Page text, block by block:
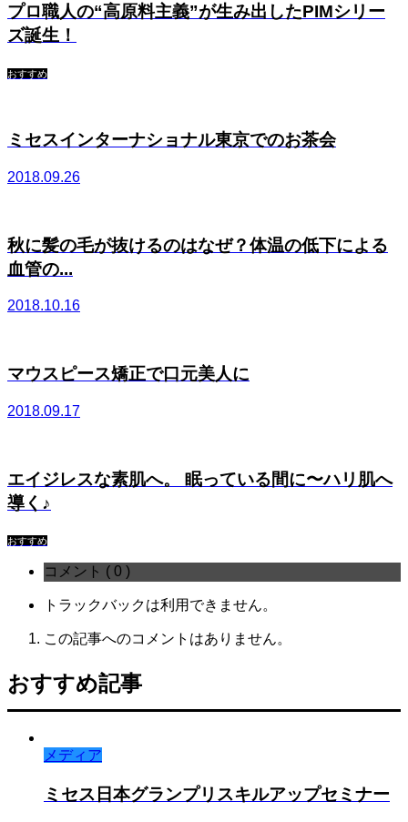
プロ職人の“高原料主義”が生み出したPIMシリー
ズ誕生！
おすすめ
ミセスインターナショナル東京でのお茶会
2018.09.26
秋に髪の毛が抜けるのはなぜ？体温の低下による
血管の...
2018.10.16
マウスピース矯正で口元美人に
2018.09.17
エイジレスな素肌へ。 眠っている間に〜ハリ肌へ
導く♪
おすすめ
コメント ( 0 )
トラックバックは利用できません。
この記事へのコメントはありません。
おすすめ記事
メディア
ミセス日本グランプリスキルアップセミナー